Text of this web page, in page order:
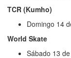
TCR (Kumho)
Domingo 14
World Skate
Sábado 13